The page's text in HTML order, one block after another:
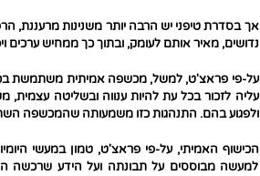
אך בסדרת טיפני יש הרבה יותר משנינות מרעננת,
נדושים, מאיר אותם לעומק, ובתוך כך ממחיש ערכים
על-פי פראצ'ט, למשל, מכשפה אמיתית משתמשת
עליה לזכור בכל עת להיות ענווה ובשליטה
ולפגוע בהם. התנהגות כזו משמעותה שהמכשפה
הכישוף האמיתי, על-פי פראצ'ט, טמון במעשי
למעשה מבוססים על תבונתה ועל הידע שרכשה